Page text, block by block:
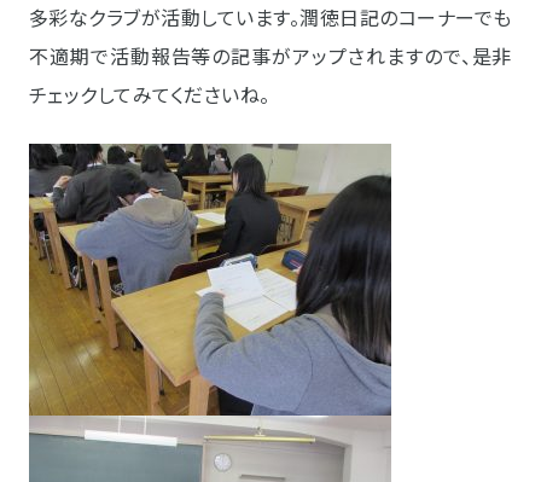
多彩なクラブが活動しています。潤徳日記のコーナーでも
不適期で活動報告等の記事がアップされますので、是非
チェックしてみてくださいね。